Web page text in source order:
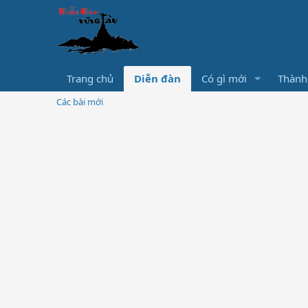
Trang chủ Diễn đàn Có gì mới
Các bài mới